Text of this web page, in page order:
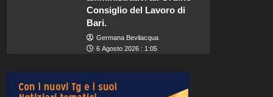
Consiglio del Lavoro di
Bari.
Germana Bevilacqua
6 Agosto 2026 : 1:05